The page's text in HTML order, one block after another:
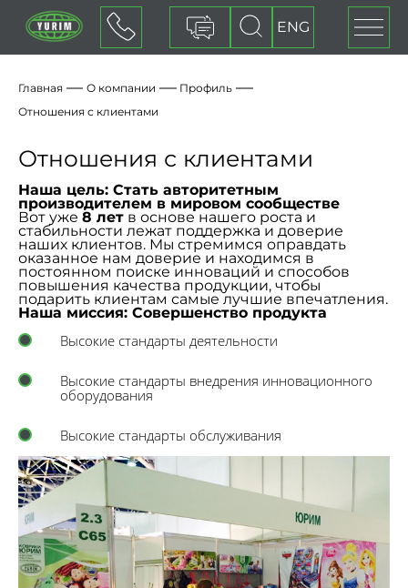
ENG
Главная О компании
Профиль
Отношения с клиентами
Отношения с клиентами
Наша цель:Стать авторитетным
производителем в мировом сообществе
Вот уже 8 летв основе нашего роста и
стабильности лежат поддержка и доверие
наших клиентов. Мы стремимся оправдать
оказанное нам доверие и находимся в
постоянном поиске инноваций и способов
повышения качества продукции, чтобы
подарить клиентам самые лучшие впечатления.
Наша миссия:Совершенство продукта
Высокие стандарты деятельности
Высокие стандарты внедрения инновационного
оборудования
Высокие стандарты обслуживания
обработку персональных данных и согласен с
политикой конфиденциальности
Отправить